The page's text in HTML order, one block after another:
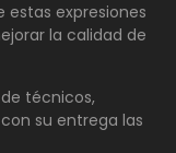
estas expresiones
la calidad de
técnicos,
su entrega las